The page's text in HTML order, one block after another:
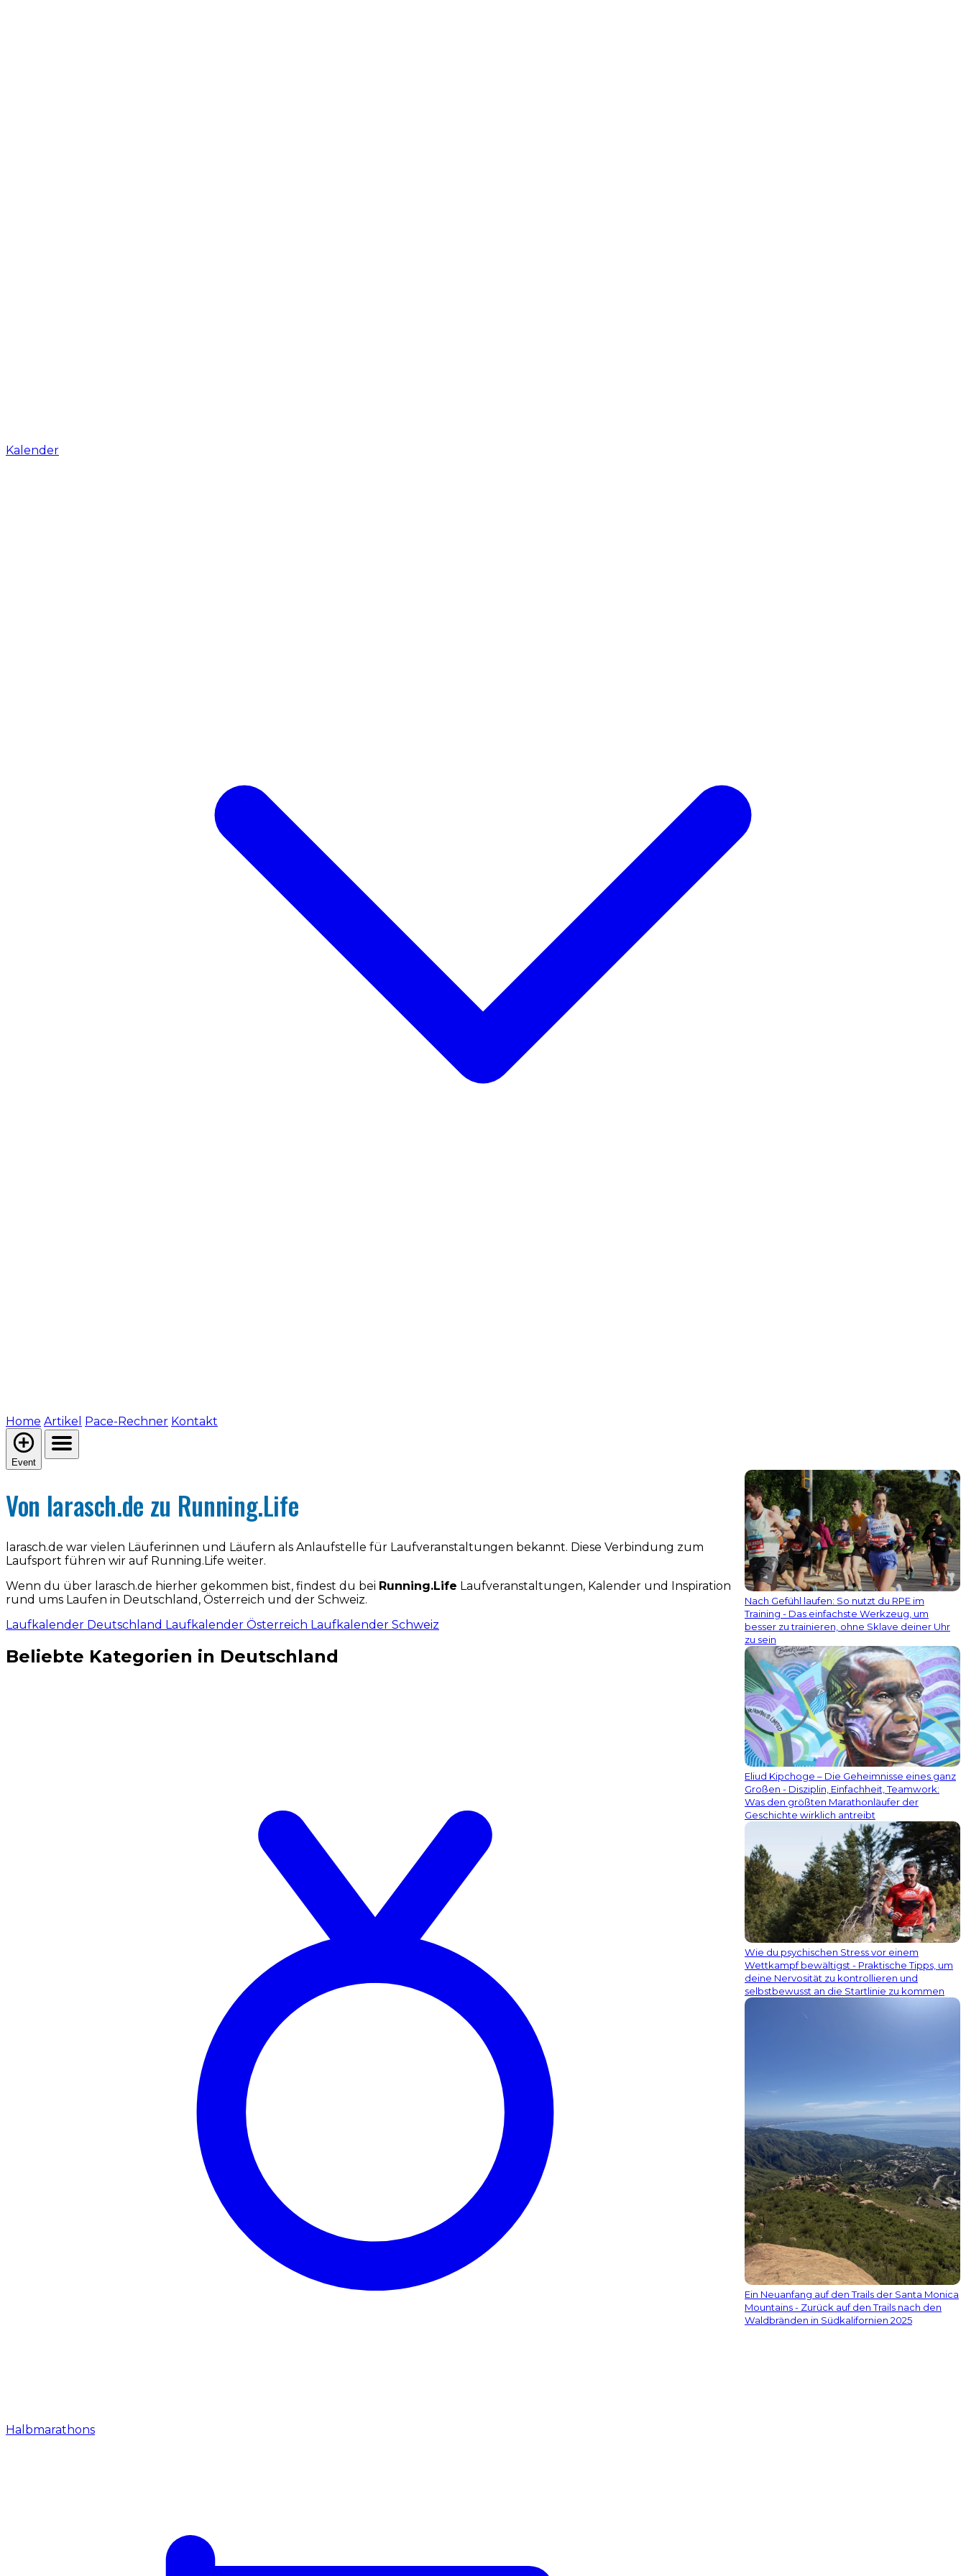
Kalender
Home Artikel Pace-Rechner Kontakt
Event
Von larasch.de zu Running.Life
larasch.de war vielen Läuferinnen und Läufern als Anlaufstelle für Laufveranstaltungen bekannt. Diese Verbindung zum
Laufsport führen wir auf Running.Life weiter.
Wenn du über larasch.de hierher gekommen bist, findest du bei Running.Life Laufveranstaltungen, Kalender und Inspiration
rund ums Laufen in Deutschland, Österreich und der Schweiz.
Laufkalender Deutschland Laufkalender Österreich Laufkalender Schweiz
Beliebte Kategorien in Deutschland
Halbmarathons
Nach Gefühl laufen: So nutzt du RPE im
Training - Das einfachste Werkzeug, um
besser zu trainieren, ohne Sklave deiner Uhr
zu sein
Eliud Kipchoge – Die Geheimnisse eines ganz
Großen - Disziplin, Einfachheit, Teamwork:
Was den größten Marathonläufer der
Geschichte wirklich antreibt
Wie du psychischen Stress vor einem
Wettkampf bewältigst - Praktische Tipps, um
deine Nervosität zu kontrollieren und
selbstbewusst an die Startlinie zu kommen
Ein Neuanfang auf den Trails der Santa Monica
Mountains - Zurück auf den Trails nach den
Waldbränden in Südkalifornien 2025